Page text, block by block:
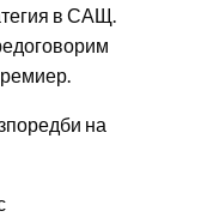
в САЩ.
на